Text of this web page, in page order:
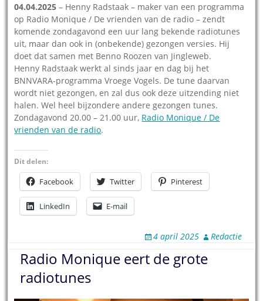
04.04.2025 – Henny Radstaak – maker van een programma
op Radio Monique / De vrienden van de radio – zendt
komende zondagavond een uur lang bekende radiotunes
uit, maar dan ook in (onbekende) gezongen versies. Hij
doet dat samen met Benno Roozen van Jingleweb.
Henny Radstaak werkt al sinds jaar en dag bij het
BNNVARA-programma Vroege Vogels. De tune daarvan
wordt niet gezongen, en zal dus ook deze uitzending niet
halen. Wel heel bijzondere andere gezongen tunes.
Zondagavond 20.00 – 21.00 uur, Radio Monique / De
vrienden van de radio.
Dit delen:
Facebook Twitter Pinterest
LinkedIn E-mail
4 april 2025 Redactie
Radio Monique eert de grote
radiotunes